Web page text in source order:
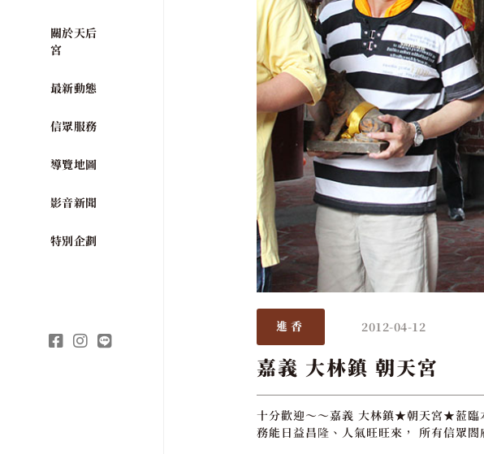
關於天后
宮
最新動態
信眾服務
導覽地圖
影音新聞
特別企劃
進香 2012-04-12
嘉義 大林鎮 朝天宮
十分歡迎～～嘉義 大林鎮★朝天宮★蒞臨
務能日益昌隆、人氣旺旺來， 所有信眾